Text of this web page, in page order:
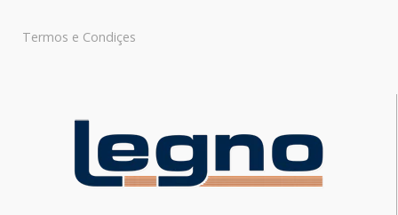
Termos e Condiçes